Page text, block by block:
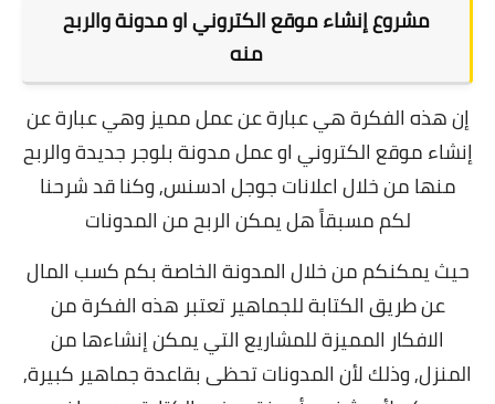
مشروع إنشاء موقع الكتروني او مدونة والربح
منه
إن هذه الفكرة هي عبارة عن عمل مميز وهي عبارة عن
إنشاء موقع الكتروني او عمل مدونة بلوجر جديدة والربح
منها من خلال اعلانات جوجل ادسنس, وكنا قد شرحنا
لكم مسبقاًهل يمكن الربح من المدونات
حيث يمكنكم من خلال المدونة الخاصة بكم كسب المال
عن طريق الكتابة للجماهير تعتبر هذه الفكرة من
الافكار المميزة للمشاريع التي يمكن إنشاءها من
المنزل, وذلك لأن المدونات تحظى بقاعدة جماهير كبيرة,